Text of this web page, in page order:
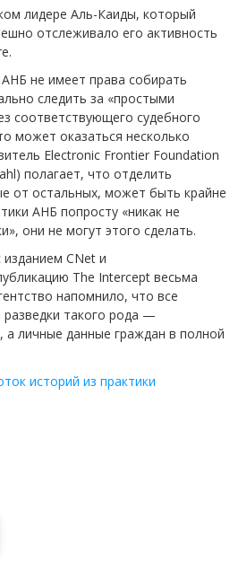
лидере Аль-Каиды, который
отслеживало его активность
не имеет права собирать
следить за «простыми
соответствующего судебного
может оказаться несколько
Electronic Frontier Foundation
полагает, что отделить
от остальных, может быть крайне
АНБ попросту «никак не
они не могут этого сделать.
CNet и
The Intercept весьма
напомнило, что все
такого рода —
а личные данные граждан в полной
историй из практики